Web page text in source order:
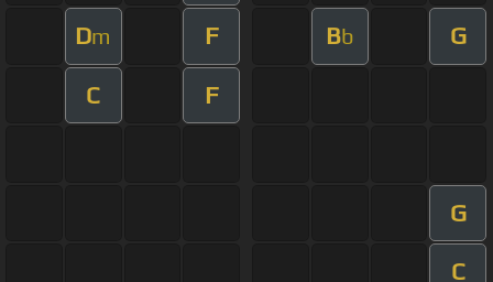
Dm F Bb G
C F
G
C